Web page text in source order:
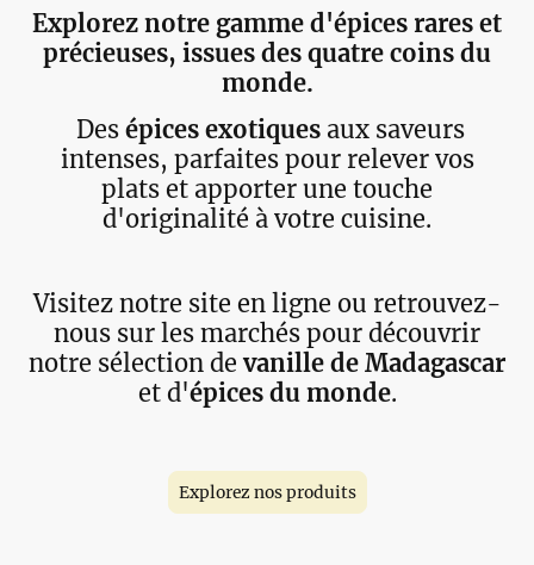
Explorez notre gamme d'épices rares et
précieuses, issues des quatre coins du
monde.
Des épices exotiquesaux saveurs
intenses, parfaites pour relever vos
plats et apporter une touche
d'originalité à votre cuisine.
Visitez notre site en ligne ou retrouvez-
nous sur les marchés pour découvrir
notre sélection de vanille de Madagascar
et d'épices du monde.
Explorez nos produits